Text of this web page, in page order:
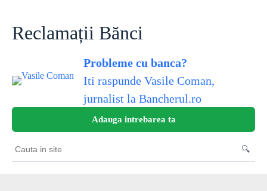
conținutReclamații Bănci
Probleme cu banca?
Iti raspunde Vasile Coman,
jurnalist la Bancherul.ro
Adauga intrebarea ta
Cauta
in
🔍